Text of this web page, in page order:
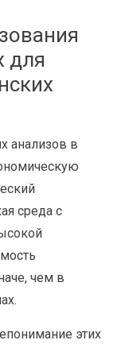
для
анализов в
среда с
чем в
этих